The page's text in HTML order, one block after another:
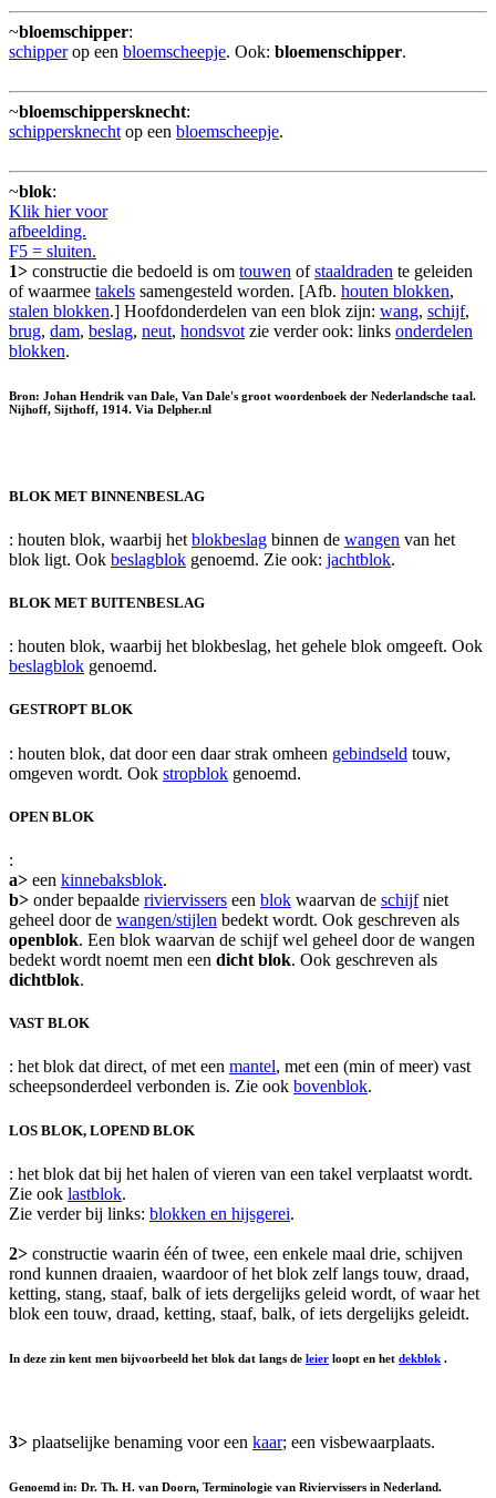
~bloemschipper:
schipperop een bloemscheepje. Ook: bloemenschipper.
~bloemschippersknecht:
schippersknecht op een bloemscheepje.
~blok:
Klik hier voor
afbeelding.
F5 = sluiten.
1> constructie die bedoeld is om touwen ofstaaldraden te geleiden
of waarmee takels samengesteld worden. [Afb. houten blokken,
stalen blokken.] Hoofdonderdelen van een blok zijn: wang, schijf,
brug, dam, beslag, neut, hondsvot zie verder ook: links onderdelen
blokken.
Bron: Johan Hendrik van Dale, Van Dale's groot woordenboek der Nederlandsche taal.
Nijhoff, Sijthoff, 1914. Via Delpher.nl
BLOK MET BINNENBESLAG
: houten blok, waarbij het blokbeslag binnen de wangen van het
blok ligt. Ook beslagblok genoemd. Zie ook: jachtblok.
BLOK MET BUITENBESLAG
: houten blok, waarbij het blokbeslag, het gehele blok omgeeft. Ook
beslagblok genoemd.
GESTROPT BLOK
: houten blok, dat door een daar strak omheen gebindseld touw,
omgeven wordt. Ook stropblok genoemd.
OPEN BLOK
:
a> een kinnebaksblok.
b> onder bepaalde riviervissers een blok waarvan de schijfniet
geheel door de wangen/stijlen bedekt wordt. Ook geschreven als
openblok. Een blok waarvan de schijf wel geheel door de wangen
bedekt wordt noemt men een dicht blok. Ook geschreven als
dichtblok.
VAST BLOK
: het blok dat direct, of met een mantel, met een (min of meer) vast
scheepsonderdeel verbonden is. Zie ook bovenblok.
LOS BLOK, LOPEND BLOK
: het blok dat bij het halen of vieren van een takel verplaatst wordt.
Zie ook lastblok.
Zie verder bij links: blokken en hijsgerei.
2> constructie waarin één of twee, een enkele maal drie, schijven
rond kunnen draaien, waardoor of het blok zelf langs touw, draad,
ketting, stang, staaf, balk of iets dergelijks geleid wordt, of waar het
blok een touw, draad, ketting, staaf, balk, of iets dergelijks geleidt.
In deze zin kent men bijvoorbeeld het blok dat langs de leier loopt en het dekblok .
3> plaatselijke benaming voor een kaar; een visbewaarplaats.
Genoemd in: Dr. Th. H. van Doorn, Terminologie van Riviervissers in Nederland.